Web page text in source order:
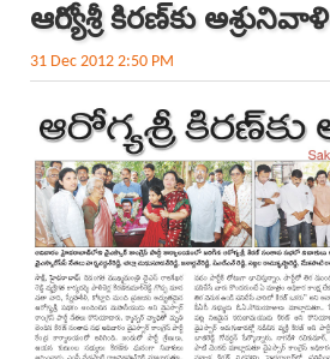
ఆరోగ్యశ్రీ కిరణ్‌కు అశ్రునివాళి
31 Dec 2012 2:50 PM